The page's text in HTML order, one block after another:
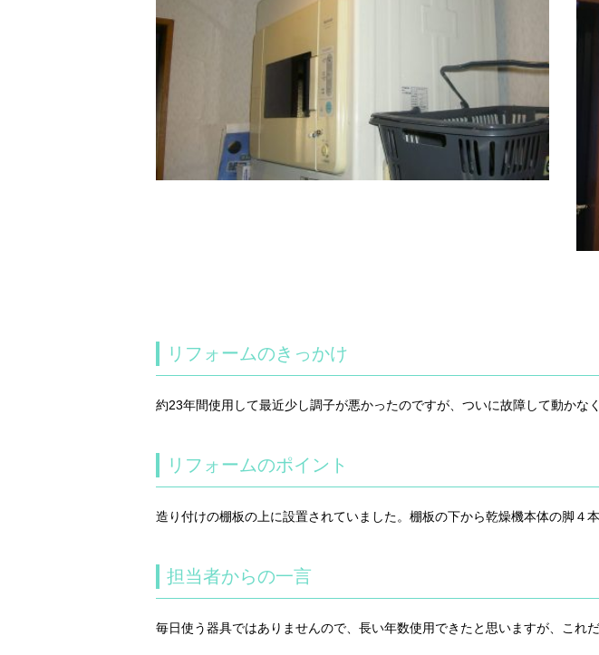
リフォームのきっかけ
約23年間使用して最近少し調子が悪かったのですが、ついに故障して動かな
リフォームのポイント
造り付けの棚板の上に設置されていました。棚板の下から乾燥機本体の脚４
担当者からの一言
毎日使う器具ではありませんので、長い年数使用できたと思いますが、これ